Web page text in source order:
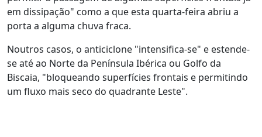
em dissipação" como a que esta quarta-feira abriu a
porta a alguma chuva fraca.
Noutros casos, o anticiclone "intensifica-se" e estende-
se até ao Norte da Península Ibérica ou Golfo da
Biscaia, "bloqueando superfícies frontais e permitindo
um fluxo mais seco do quadrante Leste".